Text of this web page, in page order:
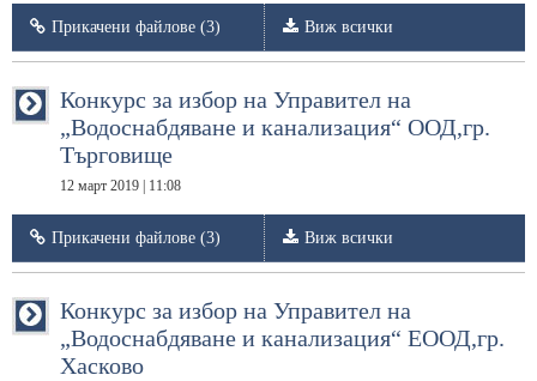
Прикачени файлове (3) Виж всички
Конкурс за избор на Управител на
„Водоснабдяване и канализация“ ООД,гр.
Търговище
12 март 2019 | 11:08
Прикачени файлове (3) Виж всички
Конкурс за избор на Управител на
„Водоснабдяване и канализация“ ЕООД,гр.
Хасково